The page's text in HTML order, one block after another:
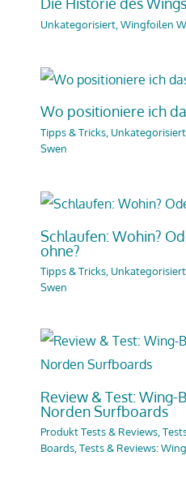
Unkategorisiert, Wingfoilen
Wo positioniere ich
Tipps & Tricks, Unkategorisiert,
Swen
Schlaufen: Wohin?
ohne?
Tipps & Tricks, Unkategorisiert,
Swen
Review & Test:
Norden Surfboards
Produkt Tests & Reviews,
Boards, Tests & Reviews: